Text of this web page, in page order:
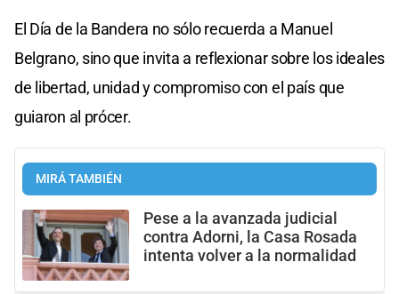
El Día de la Bandera no sólo recuerda a Manuel
Belgrano, sino que invita a reflexionar sobre los ideales
de libertad, unidad y compromiso con el país que
guiaron al prócer.
MIRÁ TAMBIÉN
Pese a la avanzada judicial
contra Adorni, la Casa Rosada
intenta volver a la normalidad